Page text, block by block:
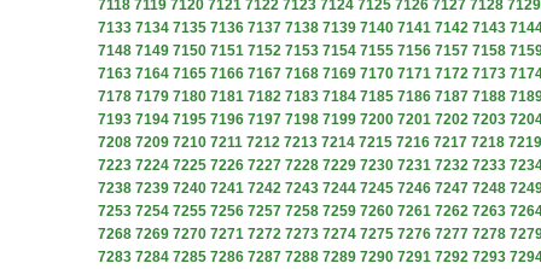
7118 7119 7120 7121 7122 7123 7124 7125 7126 7127 7128 7129
7133 7134 7135 7136 7137 7138 7139 7140 7141 7142 7143
7148 7149 7150 7151 7152 7153 7154 7155 7156 7157 7158
7163 7164 7165 7166 7167 7168 7169 7170 7171 7172 7173
7178 7179 7180 7181 7182 7183 7184 7185 7186 7187 7188
7193 7194 7195 7196 7197 7198 7199 7200 7201 7202 7203
7208 7209 7210 7211 7212 7213 7214 7215 7216 7217 7218 7219
7223 7224 7225 7226 7227 7228 7229 7230 7231 7232 7233
7238 7239 7240 7241 7242 7243 7244 7245 7246 7247 7248
7253 7254 7255 7256 7257 7258 7259 7260 7261 7262 7263
7268 7269 7270 7271 7272 7273 7274 7275 7276 7277 7278
7283 7284 7285 7286 7287 7288 7289 7290 7291 7292 7293